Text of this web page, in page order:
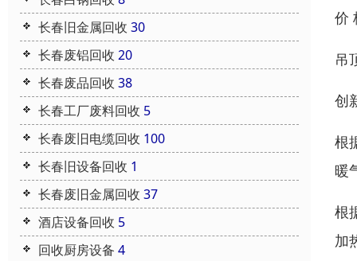
长春旧金属回收 30
长春废铝回收 20
长春废品回收 38
长春工厂废料回收 5
长春废旧电缆回收 100
长春旧设备回收 1
长春废旧金属回收 37
酒店设备回收 5
回收厨房设备 4
价
吊
创
根
暖
根
加